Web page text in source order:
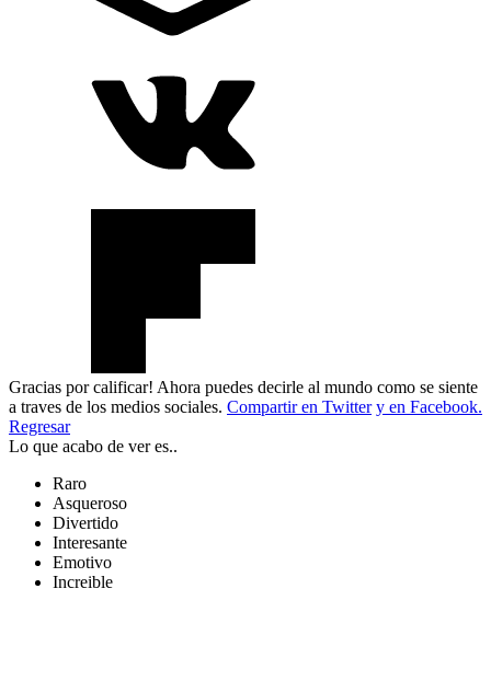
Gracias por calificar! Ahora puedes decirle al mundo como se siente
a traves de los medios sociales. Compartir en Twitter y en Facebook.
Regresar
Lo que acabo de ver es..
Raro
Asqueroso
Divertido
Interesante
Emotivo
Increible